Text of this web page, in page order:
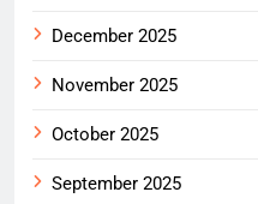
December 2025
November 2025
October 2025
September 2025